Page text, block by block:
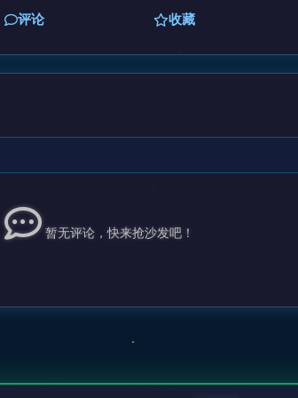
评论 收藏
暂无评论，快来抢沙发吧！